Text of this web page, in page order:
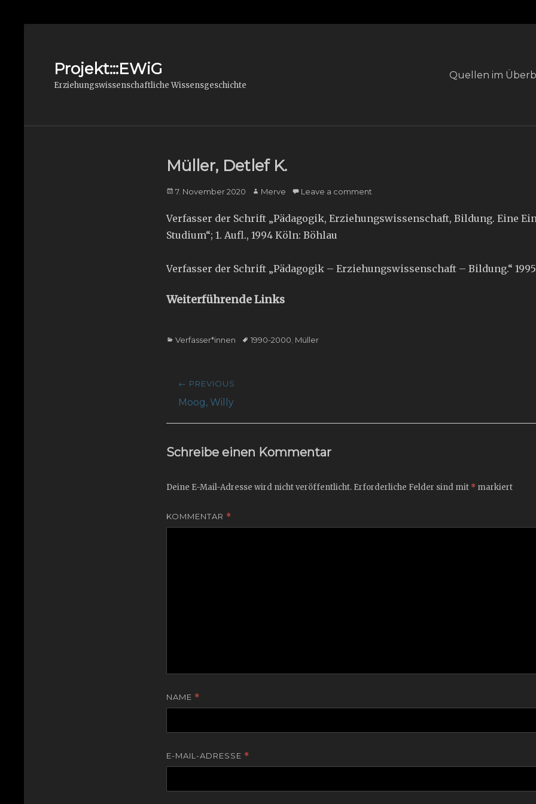
Projekt:::EWiG
Erziehungswissenschaftliche Wissensgeschichte
Primary
Quellen im
Müller, Detlef K.
Posted
7. November 2020 Author
Merve Leave a comment
Verfasser der Schrift „Pädagogik, Erziehungswissenschaft, Bildung. Eine
Studium“; 1. Aufl., 1994 Köln: Böhlau
Verfasser der Schrift „Pädagogik – Erziehungswissenschaft – Bildung.“
Weiterführende Links
Categories
Verfasser*innen Tags1990-2000 Müller
Beitragsnavigation
← PREVIOUS
Previous
Moog, Willy
Schreibe einen Kommentar
Deine E-Mail-Adresse wird nicht veröffentlicht. Erforderliche Felder sind mit * markiert
KOMMENTAR *
NAME *
E-MAIL-ADRESSE *